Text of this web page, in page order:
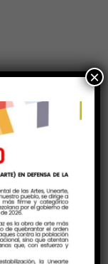
por la
×